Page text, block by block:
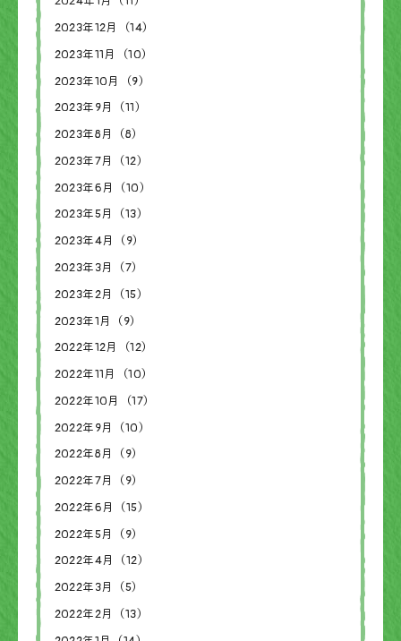
2023年12月（14）
2023年11月（10）
2023年10月（9）
2023年9月（11）
2023年8月（8）
2023年7月（12）
2023年6月（10）
2023年5月（13）
2023年4月（9）
2023年3月（7）
2023年2月（15）
2023年1月（9）
2022年12月（12）
2022年11月（10）
2022年10月（17）
2022年9月（10）
2022年8月（9）
2022年7月（9）
2022年6月（15）
2022年5月（9）
2022年4月（12）
2022年3月（5）
2022年2月（13）